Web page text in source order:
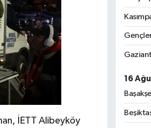
İETT Alibeyköy
16